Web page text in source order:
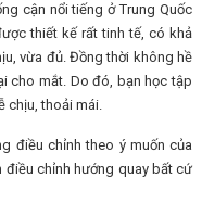
cận nổi tiếng ở Trung Quốc
thiết kế rất tinh tế, có khả
vừa đủ. Đồng thời không hề
cho mắt. Do đó, bạn học tập
chịu, thoải mái.
điều chỉnh theo ý muốn của
điều chỉnh hướng quay bất cứ